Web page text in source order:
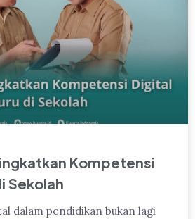
Kompetensi
Sekolah
dalam pendidikan bukan lagi